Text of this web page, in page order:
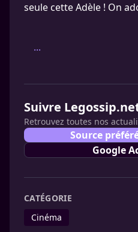
seule cette Adèle ! On
...
Suivre
Retrouvez toutes nos
Source
Google
CATÉGORIE
Cinéma